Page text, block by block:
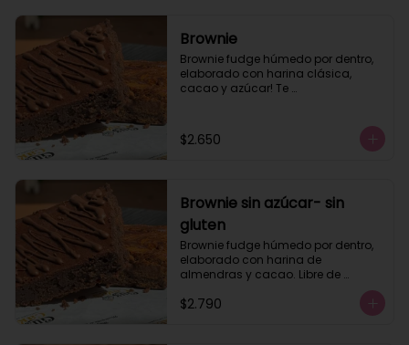
Brownie
Brownie fudge húmedo por dentro,
elaborado con harina clásica,
cacao y azúcar! Te
$2.650
Brownie sin azúcar- sin
gluten
Brownie fudge húmedo por dentro,
elaborado con harina de
almendras y cacao. Libre de
recomendamos calentar 10 seg.
$2.790